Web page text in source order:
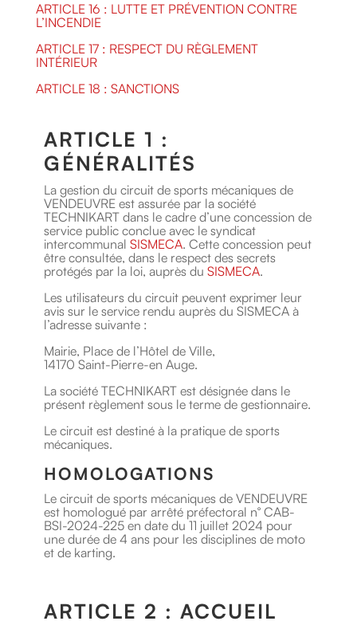
ARTICLE 16 : LUTTE ET PRÉVENTION CONTRE
L’INCENDIE
ARTICLE 17 : RESPECT DU RÈGLEMENT
INTÉRIEUR
ARTICLE 18 : SANCTIONS
ARTICLE 1 :
GÉNÉRALITÉS
La gestion du circuit de sports mécaniques de
VENDEUVRE est assurée par la société
TECHNIKART dans le cadre d’une concession de
service public conclue avec le syndicat
intercommunal SISMECA. Cette concession peut
être consultée, dans le respect des secrets
protégés par la loi, auprès du SISMECA.
Les utilisateurs du circuit peuvent exprimer leur
avis sur le service rendu auprès du SISMECA à
l’adresse suivante :
Mairie, Place de l’Hôtel de Ville,
14170 Saint-Pierre-en Auge.
La société TECHNIKART est désignée dans le
présent règlement sous le terme de gestionnaire.
Le circuit est destiné à la pratique de sports
mécaniques.
HOMOLOGATIONS
Le circuit de sports mécaniques de VENDEUVRE
est homologué par arrêté préfectoral n° CAB-
BSI-2024-225 en date du 11 juillet 2024 pour
une durée de 4 ans pour les disciplines de moto
et de karting.
ARTICLE 2 : ACCUEIL